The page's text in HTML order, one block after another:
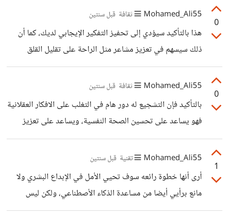
التعاطف مع النفس وفهم أنك لست وحدك في تجربة هذه الأفكار،
كمان ذلك يساعد على تحديد هذه الأفكار وتغييرها وتعزيز
الشعور بالسيطرة على هذه الأفكار.
0
Mohamed_Ali55 ثقافة قبل سنتين
هذا بالتأكيد سيؤدي إلى تحفيز التفكير الإيجابي لديك، كما أن
ذلك سيسهم في تعزيز مشاعر مثل الراحة على تقليل القلق
والتوتر، كما أن توجيه العقل إلى الإحساس يساعد على التركيز
على مشاعرك على فهم نفسك بشكل أفضل.
0
Mohamed_Ali55 ثقافة قبل سنتين
بالتأكيد فإن التشجيع له دور هام في التغلب على الافكار العقلانية
فهو يساعد على تحسين الصحة النفسية، ويساعد على تعزيز
الثقة بالنفس وتقليل القلق والاكتئاب، وعلى تعزيز التفكير
الإيجابي، والتركيز على الحلول بدلاً من المشاكل، كما أنه يساهم
في تحسين العلاقات، وعلى التواصل بشكل أفضل مع الآخرين
وبناء علاقات قوية.
1
Mohamed_Ali55 تقنية قبل سنتين
أرى أنها خطوة رائعه سوف تحيي الأمل في الإبداع البشري ولا
مانع برأيي أيضا من مساعدة الذكاء الأصطناعي، ولكن ليس
كمقدم محتوى أساسي حتى تعود الثقة إلى المبدعين في نتائج